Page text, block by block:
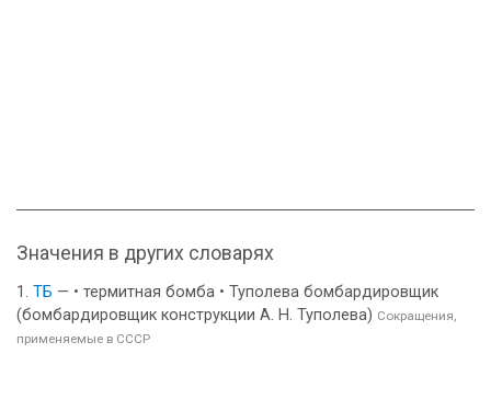
Значения в других словарях
ТБ — • термитная бомба • Туполева бомбардировщик
(бомбардировщик конструкции А. Н. Туполева) Сокращения,
применяемые в СССР